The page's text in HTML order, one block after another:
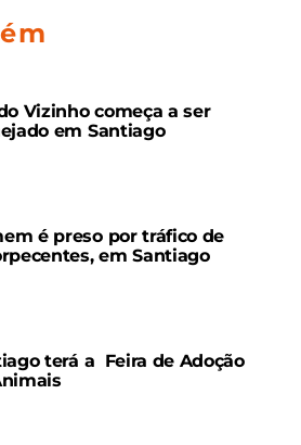
Vizinho começa a ser
em Santiago
é preso por tráfico de
em Santiago
terá a Feira de Adoção